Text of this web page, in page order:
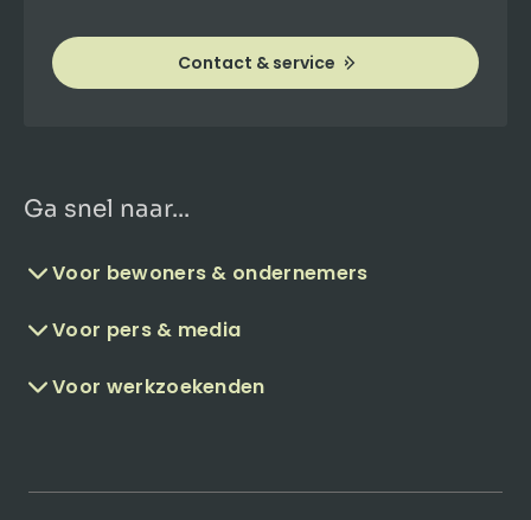
Contact & service
Ga snel naar...
Voor bewoners & ondernemers
Voor pers & media
Voor werkzoekenden